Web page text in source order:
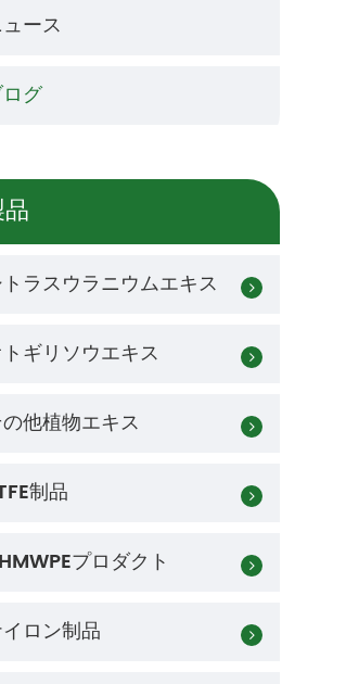
ース
グ
ラスウラニウムエキス
ギリソウエキス
他植物エキス
制品
プロダクト
ロン制品